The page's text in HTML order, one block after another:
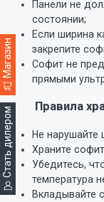
Стать дилером
Магазин
Панели не
состоянии;
Если ширина
закрепите
Софит не
прямыми
Правила
Не нарушайте
Храните
Убедитесь,
температура
Вкладывайте